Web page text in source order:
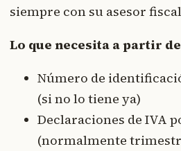
siempre con su asesor
Lo que necesita a partir
Número de
(si no lo tiene ya)
Declaraciones de IVA
(normalmente